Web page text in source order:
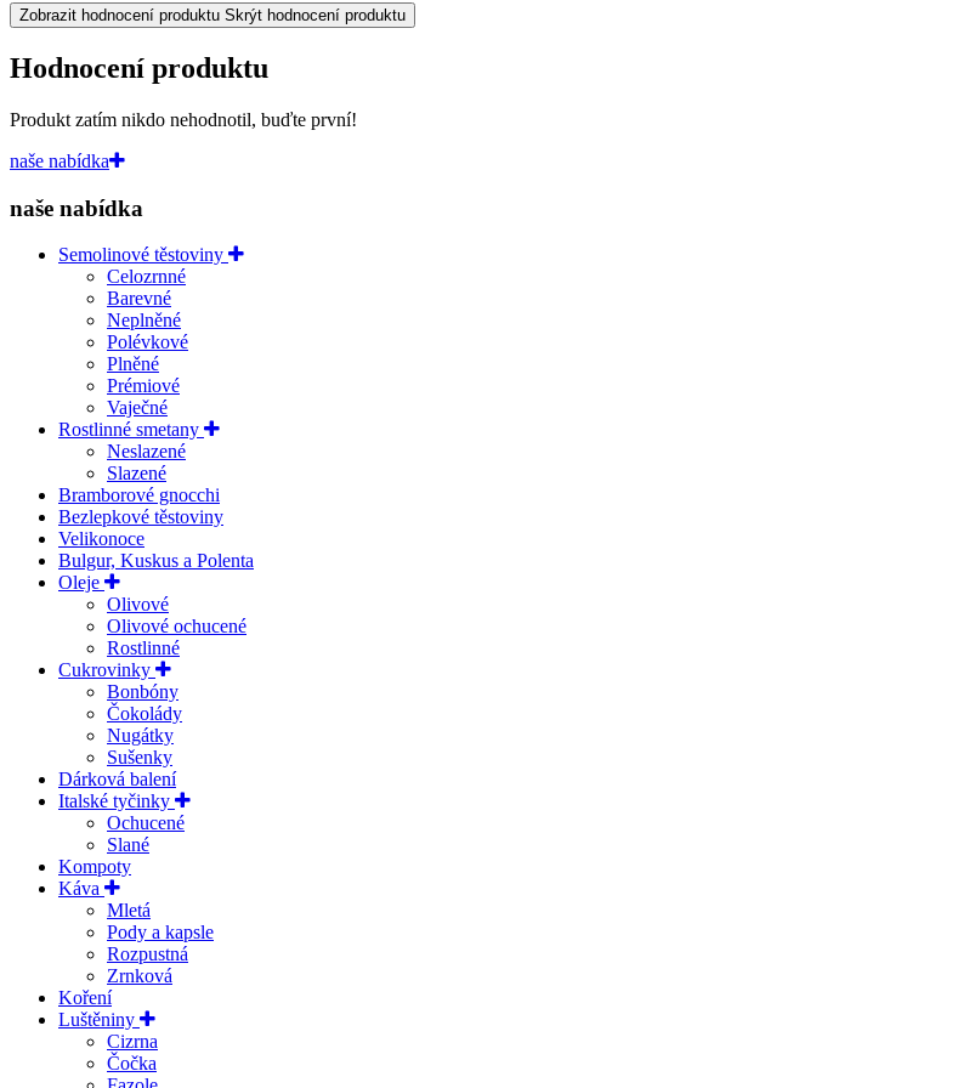
Zobrazit hodnocení produktu Skrýt hodnocení produktu
Hodnocení produktu
Produkt zatím nikdo nehodnotil, buďte první!
naše nabídka
naše nabídka
Semolinové těstoviny
Celozrnné
Barevné
Neplněné
Polévkové
Plněné
Prémiové
Vaječné
Rostlinné smetany
Neslazené
Slazené
Bramborové gnocchi
Bezlepkové těstoviny
Velikonoce
Bulgur, Kuskus a Polenta
Oleje
Olivové
Olivové ochucené
Rostlinné
Cukrovinky
Bonbóny
Čokolády
Nugátky
Sušenky
Dárková balení
Italské tyčinky
Ochucené
Slané
Kompoty
Káva
Mletá
Pody a kapsle
Rozpustná
Zrnková
Koření
Luštěniny
Cizrna
Čočka